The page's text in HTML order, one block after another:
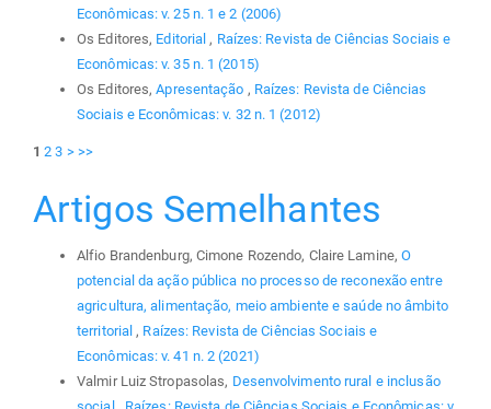
Econômicas: v. 25 n. 1 e 2 (2006)
Os Editores, Editorial , Raízes: Revista de Ciências Sociais e
Econômicas: v. 35 n. 1 (2015)
Os Editores,Apresentação , Raízes: Revista de Ciências
Sociais e Econômicas: v. 32 n. 1 (2012)
1 2 3 > >>
Artigos Semelhantes
Alfio Brandenburg, Cimone Rozendo, Claire Lamine,O
potencial da ação pública no processo de reconexão entre
agricultura, alimentação, meio ambiente e saúde no âmbito
territorial , Raízes: Revista de Ciências Sociais e
Econômicas: v. 41 n. 2 (2021)
Valmir Luiz Stropasolas, Desenvolvimento rural e inclusão